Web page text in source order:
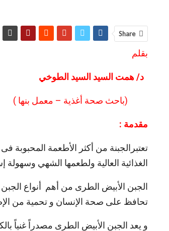
Share
بقلم
د/ همت السيد السيد
(باحث صحة أغذية – معمل
مقدمة :
تعتبرالجبنة من أكثر الأطعمة المحبوبة
الغذائية العالية ولطعمها الشهي وسهولة
الجبن الأبيض الطرى من أهم أنواع الجبن
تحافظ على صحة الإنسان و تحمية من
و يعد الجبن الأبيض الطرى مصدراً غنياً